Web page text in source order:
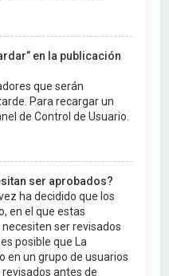
en la publicación
que serán
Para recargar un
de Control de Usuario.
ser aprobados?
ha decidido que los
en el que estas
ser revisados
posible que La
en un grupo de usuarios
antes de